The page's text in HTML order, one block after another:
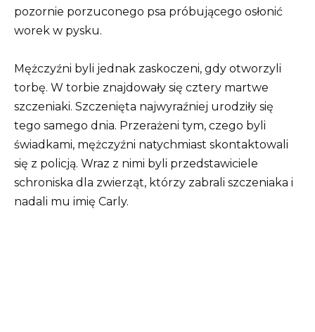
pozornie porzuconego psa próbującego osłonić
worek w pysku.
Mężczyźni byli jednak zaskoczeni, gdy otworzyli
torbę. W torbie znajdowały się cztery martwe
szczeniaki. Szczenięta najwyraźniej urodziły się
tego samego dnia. Przerażeni tym, czego byli
świadkami, mężczyźni natychmiast skontaktowali
się z policją. Wraz z nimi byli przedstawiciele
schroniska dla zwierząt, którzy zabrali szczeniaka i
nadali mu imię Carly.